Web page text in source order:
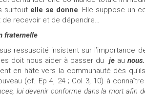
surtout elle se donne. Elle suppose un
de recevoir et de dépendre…
fraternelle
ressuscité insistent sur l’importance
doit nous aider à passer du
je au nous.
en hâte vers la communauté dès
(cf. Ep 4, 24 ; Col 3, 10) à
lui devenir conforme dans la mort afin